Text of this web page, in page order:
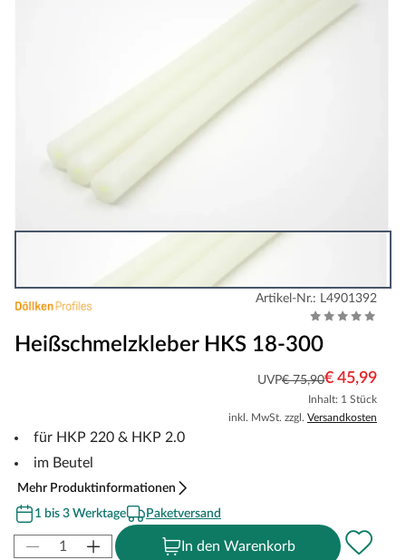
Artikel-Nr.: L4901392
Heißschmelzkleber HKS 18-300
UVP€ 75,90€ 45,99
Inhalt: 1 Stück
inkl. MwSt. zzgl. Versandkosten
für HKP 220 & HKP 2.0
im Beutel
Mehr Produktinformationen
1 bis 3 Werktage
Paketversand
In den Warenkorb